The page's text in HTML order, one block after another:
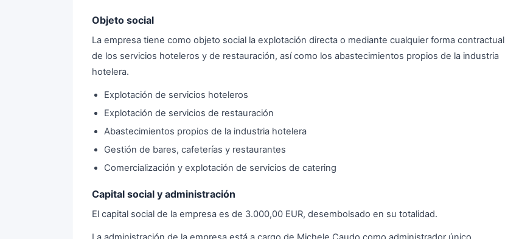
Objeto social
La empresa tiene como objeto social la explotación directa o mediante cualquier forma contractual
de los servicios hoteleros y de restauración, así como los abastecimientos propios de la industria
hotelera.
Explotación de servicios hoteleros
Explotación de servicios de restauración
Abastecimientos propios de la industria hotelera
Gestión de bares, cafeterías y restaurantes
Comercialización y explotación de servicios de catering
Capital social y administración
El capital social de la empresa es de 3.000,00 EUR, desembolsado en su totalidad.